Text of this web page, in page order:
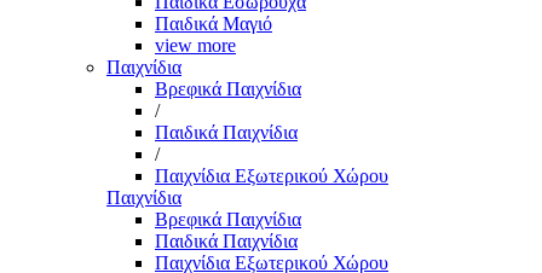
Παιδικά Μαγιό
view more
Παιχνίδια
Βρεφικά Παιχνίδια
/
Παιδικά Παιχνίδια
/
Παιχνίδια Εξωτερικού Χώρου
Παιχνίδια
Βρεφικά Παιχνίδια
Παιδικά Παιχνίδια
Παιχνίδια Εξωτερικού Χώρου